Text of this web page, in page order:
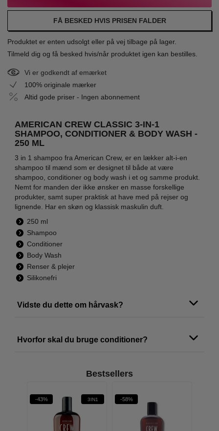
FÅ BESKED HVIS PRISEN FALDER
Produktet er enten udsolgt eller på vej tilbage på lager.
Tilmeld dig og få besked hvis/når produktet igen kan bestilles.
Vi er godkendt af emærket
100% originale mærker
Altid gode priser - Ingen abonnement
AMERICAN CREW CLASSIC 3-IN-1
SHAMPOO, CONDITIONER & BODY WASH -
250 ML
3 in 1 shampoo fra American Crew, er en lækker alt-i-en
shampoo til mænd som er designet til både at være
shampoo, conditioner og body wash i et og samme produkt.
Nemt for manden der ikke ønsker en masse forskellige
produkter, samt super praktisk at have med på rejser og
lignende. Har en skøn og klassisk maskulin duft.
250 ml
Shampoo
Conditioner
Body Wash
Renser & plejer
Silikonefri
Vidste du dette om hårvask?
Hvorfor skal du bruge conditioner?
Bestsellers
-43% 3IN1 -58%